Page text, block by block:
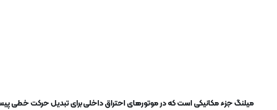
میلنگ جزء مکانیکی است که در موتورهای احتراق داخلی برای تبدیل حرکت خطی